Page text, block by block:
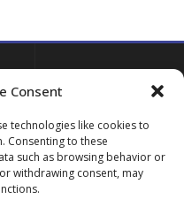
Consent
technologies like cookies to
Consenting to these
such as browsing behavior or
withdrawing consent, may
VOUS À
NOTRE